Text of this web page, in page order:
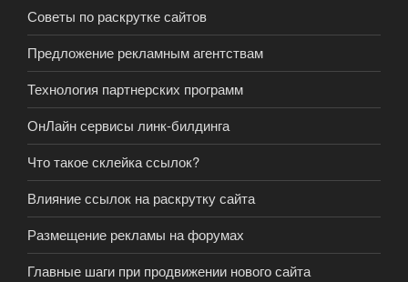
Советы по раскрутке сайтов
Предложение рекламным агентствам
Технология партнерских программ
ОнЛайн сервисы линк-билдинга
Что такое склейка ссылок?
Влияние ссылок на раскрутку сайта
Размещение рекламы на форумах
Главные шаги при продвижении нового сайта